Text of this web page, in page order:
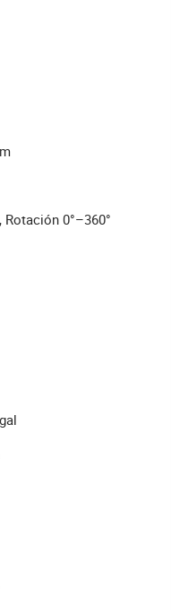
Rotación 0°–360°